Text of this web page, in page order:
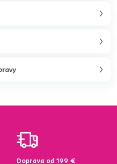
Doprava od 199 €